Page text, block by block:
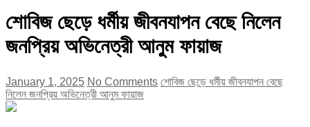
শোবিজ ছেড়ে ধর্মীয় জীবনযাপন বেছে নিলেন
জনপ্রিয় অভিনেত্রী আনুম ফায়াজ
January 1, 2025 No Comments শোবিজ ছেড়ে ধর্মীয় জীবনযাপন বেছে
নিলেন জনপ্রিয় অভিনেত্রী আনুম ফায়াজ